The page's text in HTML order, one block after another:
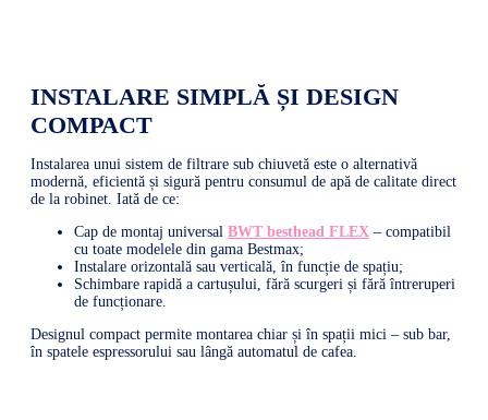
INSTALARE SIMPLĂ ȘI DESIGN
COMPACT
Instalarea unui sistem de filtrare sub chiuvetă este o alternativă
modernă, eficientă și sigură pentru consumul de apă de calitate direct
de la robinet. Iată de ce:
Cap de montaj universal BWT besthead FLEX – compatibil
cu toate modelele din gama Bestmax;
Instalare orizontală sau verticală, în funcție de spațiu;
Schimbare rapidă a cartușului, fără scurgeri și fără întreruperi
de funcționare.
Designul compact permite montarea chiar și în spații mici – sub bar,
în spatele espressorului sau lângă automatul de cafea.